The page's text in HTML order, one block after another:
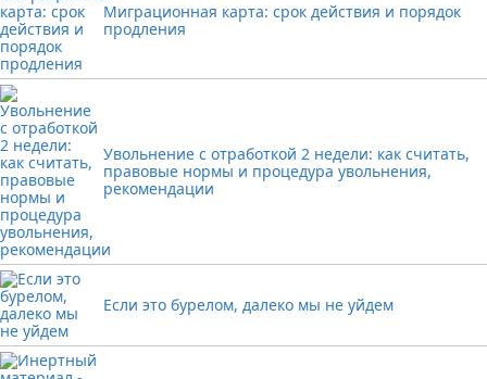
Миграционная карта: срок действия и порядок
продления
Увольнение с отработкой 2 недели: как считать,
правовые нормы и процедура увольнения,
рекомендации
Если это бурелом, далеко мы не уйдем